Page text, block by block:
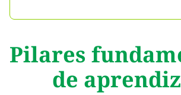
Pilares
de